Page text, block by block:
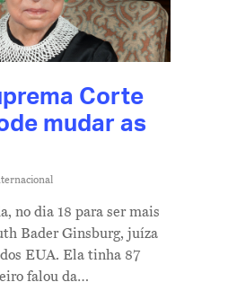
Corte
mudar as
no dia 18 para ser mais
Bader Ginsburg, juíza
EUA. Ela tinha 87
falou da…